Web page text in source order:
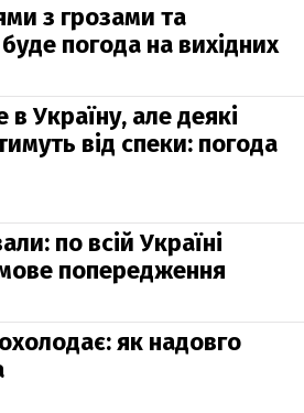
з грозами та
погода на вихідних
Україну, але деякі
від спеки: погода
по всій Україні
попередження
як надовго